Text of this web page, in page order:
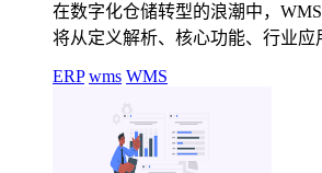
在数字化仓储转型的浪潮中，
将从定义解析、核心功能、行业应
ERP wms WMS